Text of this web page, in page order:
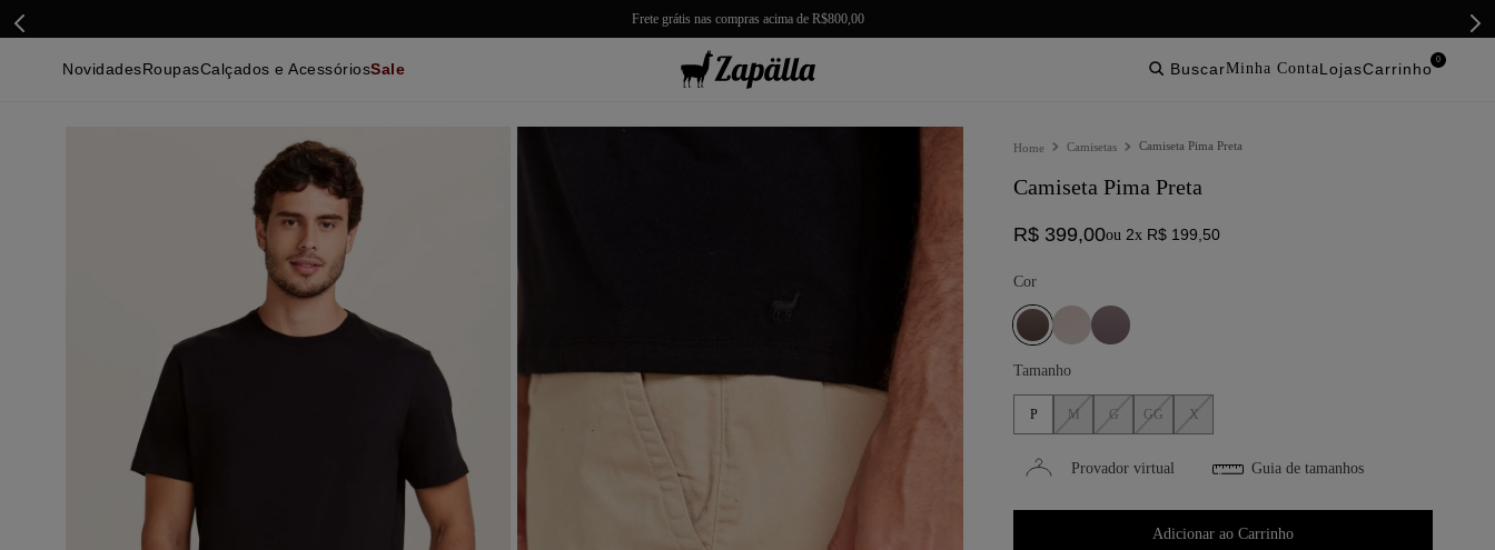
10% de Gift Back em sua próxima compra
Novidades Roupas
Malhas e Casacos
Calçados e Acessórios
Acessórios
Ver Tudo
Sale buscar lojas
0
Camisetas Camiseta Pima Preta
Camiseta Pima Preta
R$ 399,00ou 2x R$ 199 50
Cor
Tamanho
P M G GG X
Provador virtual Guia de tamanhos
Adicionar ao Carrinho